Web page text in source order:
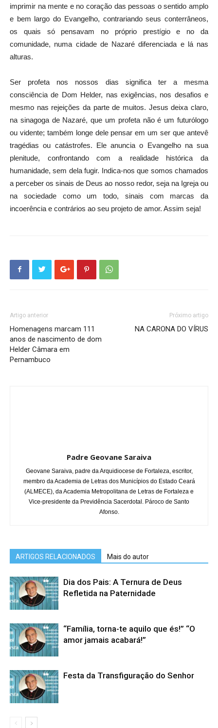
imprimir na mente e no coração das pessoas o sentido amplo
e bem largo do Evangelho, contrariando seus conterrâneos,
os quais só pensavam no próprio prestígio e no da
comunidade, numa cidade de Nazaré diferenciada e lá nas
alturas.
Ser profeta nos nossos dias significa ter a mesma
consciência de Dom Helder, nas exigências, nos desafios e
mesmo nas rejeições da parte de muitos. Jesus deixa claro,
na sinagoga de Nazaré, que um profeta não é um futurólogo
ou vidente; também longe dele pensar em um ser que antevê
tragédias ou catástrofes. Ele anuncia o Evangelho na sua
plenitude, confrontando com a realidade histórica da
humanidade, sem dela fugir. Indica-nos que somos chamados
a perceber os sinais de Deus ao nosso redor, seja na Igreja ou
na sociedade como um todo, sinais com marcas da
incoerência e contrários ao seu projeto de amor. Assim seja!
Artigo anterior
Homenagens marcam 111
anos de nascimento de dom
Helder Câmara em
Pernambuco
Próximo artigo
NA CARONA DO VÍRUS
Padre Geovane Saraiva
Geovane Saraiva, padre da Arquidiocese de Fortaleza, escritor,
membro da Academia de Letras dos Municípios do Estado Ceará
(ALMECE), da Academia Metropolitana de Letras de Fortaleza e
Vice-presidente da Previdência Sacerdotal. Pároco de Santo
Afonso.
ARTIGOS RELACIONADOS Mais do autor
Dia dos Pais: A Ternura de Deus
Refletida na Paternidade
“Família, torna-te aquilo que és!” “O
amor jamais acabará!”
Festa da Transfiguração do Senhor